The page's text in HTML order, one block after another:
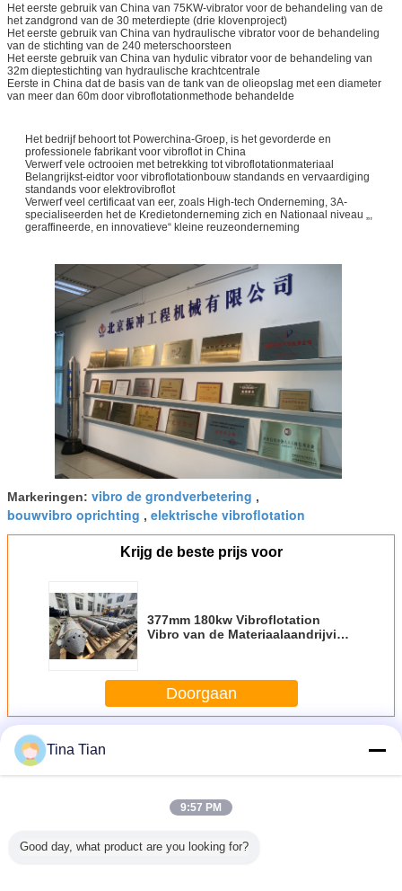
Het eerste gebruik van China van 75KW-vibrator voor de behandeling van de
het zandgrond van de 30 meterdiepte (drie klovenproject)
Het eerste gebruik van China van hydraulische vibrator voor de behandeling
van de stichting van de 240 meterschoorsteen
Het eerste gebruik van China van hydulic vibrator voor de behandeling van
32m dieptestichting van hydraulische krachtcentrale
Eerste in China dat de basis van de tank van de olieopslag met een diameter
van meer dan 60m door vibroflotationmethode behandelde
Het bedrijf behoort tot Powerchina-Groep, is het gevorderde en
professionele fabrikant voor vibroflot in China
Verwerf vele octrooien met betrekking tot vibroflotationmateriaal
Belangrijkst-eidtor voor vibroflotationbouw standands en vervaardiging
standands voor elektrovibroflot
Verwerf veel certificaat van eer, zoals High-tech Onderneming, 3A-
specialiseerden het de Kredietonderneming zich en Nationaal niveau „,
geraffineerde, en innovatieve“ kleine reuzeonderneming
Markeringen: vibro de grondverbetering ,
bouwvibro oprichting , elektrische vibroflotation
Krijg de beste prijs voor
377mm 180kw Vibroflotation
Vibro van de Materiaalaandrijving
Vervangingssteen
Doorgaan
MeerHet Vibroflotationsamenpersen
het
De
grondverbetering
Het
Samenpersenmateriaal
Tina Tian
9:57 PM
Good day, what product are you looking for?